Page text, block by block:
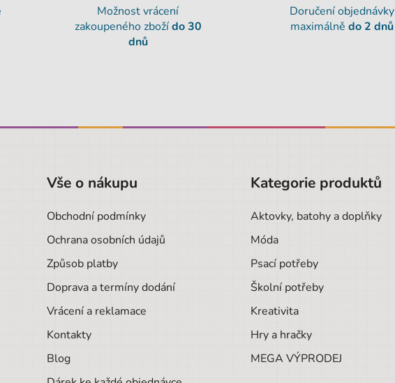
Možnost vrácení
zakoupeného zbožído 30
dnů
Doručení objednávky
maximálnědo 2 dnů
Vše o nákupu
Obchodní podmínky
Ochrana osobních údajů
Způsob platby
Doprava a termíny dodání
Vrácení a reklamace
Kontakty
Blog
Kategorie produktů
Aktovky, batohy a doplňky
Móda
Psací potřeby
Školní potřeby
Kreativita
Hry a hračky
MEGA VÝPRODEJ